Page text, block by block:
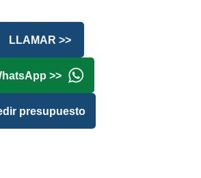
LLAMAR >>
>>
presupuesto